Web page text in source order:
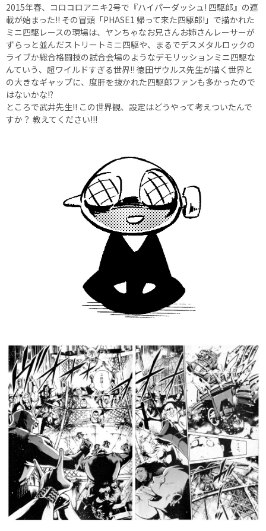
2015年春、コロコロアニキ2号で『ハイパーダッシュ! 四駆郎』の連
載が始まった!! その冒頭「PHASE1 帰って来た四駆郎!」で描かれた
ミニ四駆レースの現場は、ヤンちゃなお兄さんお姉さんレーサーが
ずらっと並んだストリートミニ四駆や、まるでデスメタルロックの
ライブか総合格闘技の試合会場のようなデモリッションミニ四駆な
んていう、超ワイルドすぎる世界!! 徳田ザウルス先生が描く世界と
の大きなギャップに、度肝を抜かれた四駆郎ファンも多かったので
はないかな!?
ところで武井先生!! この世界観、設定はどうやって考えついたんで
すか？ 教えてください!!!